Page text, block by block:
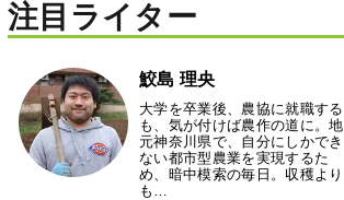
注目ライター
鮫島 理央
大学を卒業後、農協に就職する
も、気が付けば農作の道に。地
元神奈川県で、自分にしかでき
ない都市型農業を実現するた
め、暗中模索の毎日。収穫より
も…